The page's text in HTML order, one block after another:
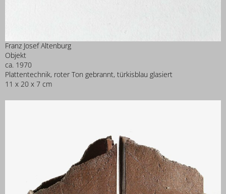
Franz Josef Altenburg
Objekt
ca. 1970
Plattentechnik, roter Ton gebrannt, türkisblau glasiert
11 x 20 x 7 cm